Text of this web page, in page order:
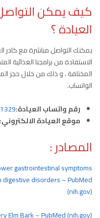
كيف يمكن
العيادة ؟
يمكنك التواصل مباشرة مع كادر
الاستفادة من برامجنا الغذائية
المختلفة ، و ذلك من خلال حجز
الواتساب.
رقم واتساب العيادة:
موقع العيادة الالكتروني:
المصادر :
gastrointestinal symptoms
digestive disorders – PubMed
(nih.gov)
Elm Bark – PubMed (nih.gov)